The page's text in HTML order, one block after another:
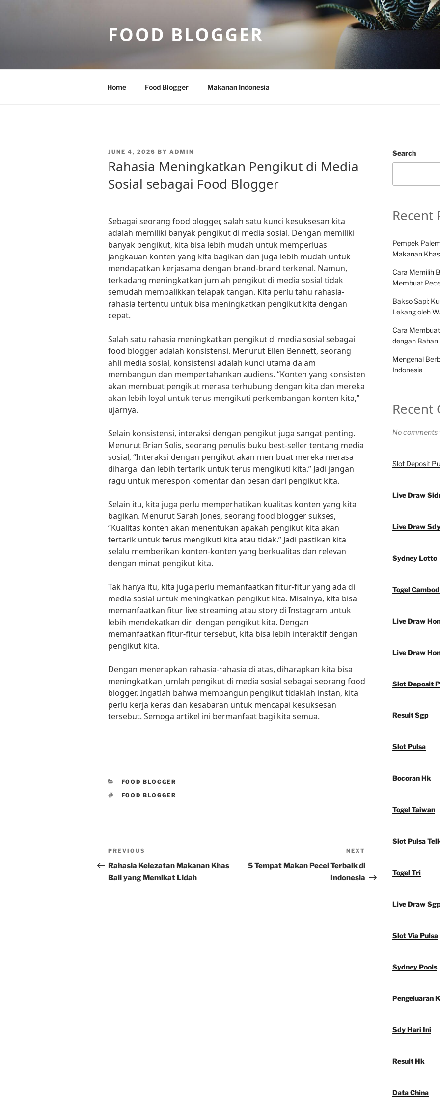
FOOD BLOGGER
Home Food Blogger Makanan Indonesia
POSTED
JUNE 4, 2026 BY ADMIN
Rahasia Meningkatkan Pengikut di Media
Sosial sebagai Food Blogger
Sebagai seorang food blogger, salah satu kunci kesuksesan kita
adalah memiliki banyak pengikut di media sosial. Dengan memiliki
banyak pengikut, kita bisa lebih mudah untuk memperluas
jangkauan konten yang kita bagikan dan juga lebih mudah untuk
mendapatkan kerjasama dengan brand-brand terkenal. Namun,
terkadang meningkatkan jumlah pengikut di media sosial tidak
semudah membalikkan telapak tangan. Kita perlu tahu rahasia-
rahasia tertentu untuk bisa meningkatkan pengikut kita dengan
cepat.
Salah satu rahasia meningkatkan pengikut di media sosial sebagai
food blogger adalah konsistensi. Menurut Ellen Bennett, seorang
ahli media sosial, konsistensi adalah kunci utama dalam
membangun dan mempertahankan audiens. “Konten yang konsisten
akan membuat pengikut merasa terhubung dengan kita dan mereka
akan lebih loyal untuk terus mengikuti perkembangan konten kita,”
ujarnya.
Selain konsistensi, interaksi dengan pengikut juga sangat penting.
Menurut Brian Solis, seorang penulis buku best-seller tentang media
sosial, “Interaksi dengan pengikut akan membuat mereka merasa
dihargai dan lebih tertarik untuk terus mengikuti kita.” Jadi jangan
ragu untuk merespon komentar dan pesan dari pengikut kita.
Selain itu, kita juga perlu memperhatikan kualitas konten yang kita
bagikan. Menurut Sarah Jones, seorang food blogger sukses,
“Kualitas konten akan menentukan apakah pengikut kita akan
tertarik untuk terus mengikuti kita atau tidak.” Jadi pastikan kita
selalu memberikan konten-konten yang berkualitas dan relevan
dengan minat pengikut kita.
Tak hanya itu, kita juga perlu memanfaatkan fitur-fitur yang ada di
media sosial untuk meningkatkan pengikut kita. Misalnya, kita bisa
memanfaatkan fitur live streaming atau story di Instagram untuk
lebih mendekatkan diri dengan pengikut kita. Dengan
memanfaatkan fitur-fitur tersebut, kita bisa lebih interaktif dengan
pengikut kita.
Dengan menerapkan rahasia-rahasia di atas, diharapkan kita bisa
meningkatkan jumlah pengikut di media sosial sebagai seorang food
blogger. Ingatlah bahwa membangun pengikut tidaklah instan, kita
perlu kerja keras dan kesabaran untuk mencapai kesuksesan
tersebut. Semoga artikel ini bermanfaat bagi kita semua.
CATEGORIES
FOOD BLOGGER
TAGS
FOOD BLOGGER
Post
navigation
Previous
Post
PREVIOUS
Rahasia Kelezatan Makanan Khas
Bali yang Memikat Lidah
Post
NEXT
5 Tempat Makan Pecel Terbaik di
Indonesia
Search
Recent
Pempek
Makanan
Cara Memilih
Membuat
Bakso Sapi:
Lekang oleh
Cara
dengan Bahan
Mengenal
Indonesia
Recent
No comments
Slot Deposit
Live Draw
Live Draw Sdy
Sydney Lotto
Togel
Live Draw
Live Draw
Slot Deposit
Result Sgp
Slot Pulsa
Bocoran Hk
Togel Taiwan
Slot Pulsa
Togel Tri
Live Draw
Slot Via Pulsa
Sydney Pools
Pengeluaran
Sdy Hari Ini
Result Hk
Data China